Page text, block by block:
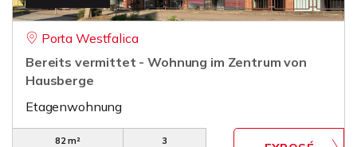
Porta Westfalica
Bereits vermittet - Wohnung im Zentrum von
Hausberge
Etagenwohnung
82 m²
3